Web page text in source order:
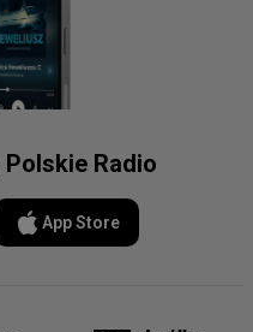
Radio
App Store